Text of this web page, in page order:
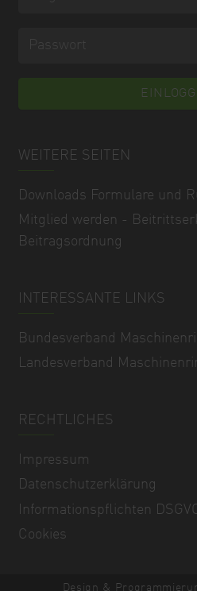
WEITERE SEITEN
Downloads Formulare und
Mitglied werden -
Beitragsordnung
INTERESSANTE LINKS
Bundesverband
Landesverband
RECHTLICHES
Impressum
Datenschutzerklärung
Informationspflichten
Cookies
Design &